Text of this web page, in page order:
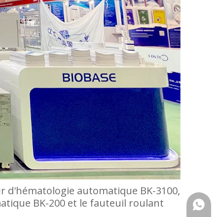
d'hématologie automatique BK-3100,
BK-200 et le fauteuil roulant